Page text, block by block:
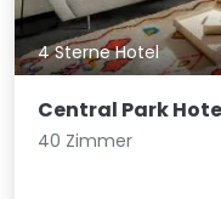
4 Sterne Hotel
Central Park
40 Zimmer